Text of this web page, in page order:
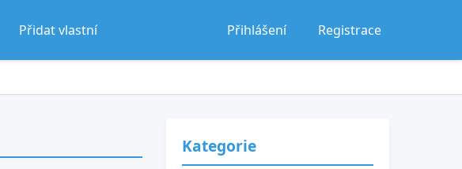
Přidat vlastní Přihlášení Registrace
Kategorie